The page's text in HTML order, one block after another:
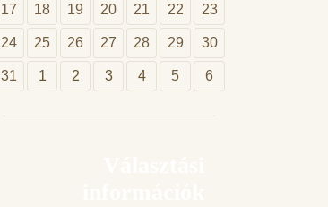
17 18 19 20 21 22 23
24 25 26 27 28 29 30
31 1 2 3 4 5 6